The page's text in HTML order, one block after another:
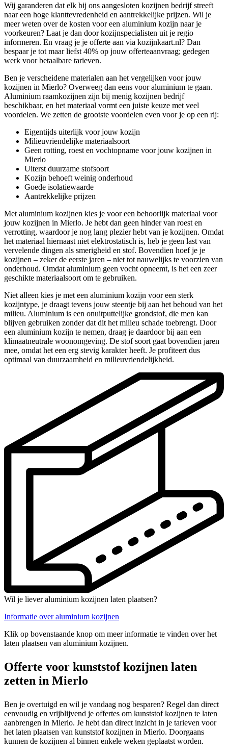
Wij garanderen dat elk bij ons aangesloten kozijnen bedrijf streeft
naar een hoge klanttevredenheid en aantrekkelijke prijzen. Wil je
meer weten over de kosten voor een aluminium kozijn naar je
voorkeuren? Laat je dan door kozijnspecialisten uit je regio
informeren. En vraag je je offerte aan via kozijnkaart.nl? Dan
bespaar je tot maar liefst 40% op jouw offerteaanvraag; gedegen
werk voor betaalbare tarieven.
Ben je verscheidene materialen aan het vergelijken voor jouw
kozijnen in Mierlo? Overweeg dan eens voor aluminium te gaan.
Aluminium raamkozijnen zijn bij menig kozijnen bedrijf
beschikbaar, en het materiaal vormt een juiste keuze met veel
voordelen. We zetten de grootste voordelen even voor je op een rij:
Eigentijds uiterlijk voor jouw kozijn
Milieuvriendelijke materiaalsoort
Geen rotting, roest en vochtopname voor jouw kozijnen in
Mierlo
Uiterst duurzame stofsoort
Kozijn behoeft weinig onderhoud
Goede isolatiewaarde
Aantrekkelijke prijzen
Met aluminium kozijnen kies je voor een behoorlijk materiaal voor
jouw kozijnen in Mierlo. Je hebt dan geen hinder van roest en
verrotting, waardoor je nog lang plezier hebt van je kozijnen. Omdat
het materiaal hiernaast niet elektrostatisch is, heb je geen last van
vervelende dingen als smerigheid en stof. Bovendien hoef je je
kozijnen – zeker de eerste jaren – niet tot nauwelijks te voorzien van
onderhoud. Omdat aluminium geen vocht opneemt, is het een zeer
geschikte materiaalsoort om te gebruiken.
Niet alleen kies je met een aluminium kozijn voor een sterk
kozijntype, je draagt tevens jouw steentje bij aan het behoud van het
milieu. Aluminium is een onuitputtelijke grondstof, die men kan
blijven gebruiken zonder dat dit het milieu schade toebrengt. Door
een aluminium kozijn te nemen, draag je daardoor bij aan een
klimaatneutrale woonomgeving. De stof soort gaat bovendien jaren
mee, omdat het een erg stevig karakter heeft. Je profiteert dus
optimaal van duurzaamheid en milieuvriendelijkheid.
Wil je liever aluminium kozijnen laten plaatsen?
Informatie over aluminium kozijnen
Klik op bovenstaande knop om meer informatie te vinden over het
laten plaatsen van aluminium kozijnen.
Offerte voor kunststof kozijnen laten
zetten in Mierlo
Ben je overtuigd en wil je vandaag nog besparen? Regel dan direct
eenvoudig en vrijblijvend je offertes om kunststof kozijnen te laten
aanbrengen in Mierlo. Je hebt dan direct inzicht in je tarieven voor
het laten plaatsen van kunststof kozijnen in Mierlo. Doorgaans
kunnen de kozijnen al binnen enkele weken geplaatst worden.